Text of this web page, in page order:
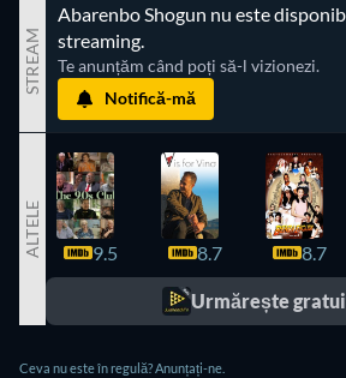
STREAM
Abarenbo Shogun nu este
streaming.
Te anunțăm când poți să-l vizionezi.
Notifică-mă
ALTELE 9.5 8.7 8.7
Urmărește
Ceva nu este în regulă? Anunțați-ne.